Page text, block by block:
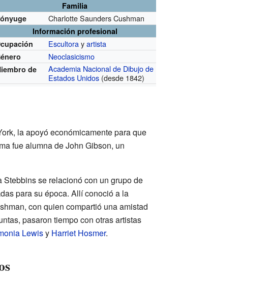
Familia
Charlotte Saunders Cushman
Información profesional
Escultorayartista
Neoclasicismo
de
Academia Nacional de Dibujo de
Estados Unidos (desde 1842)
la apoyó económicamente para que
fue alumna de John Gibson, un
se relacionó con un grupo de
para su época. Allí conoció a la
con quien compartió una amistad
pasaron tiempo con otras artistas
Lewisy Harriet Hosmer.